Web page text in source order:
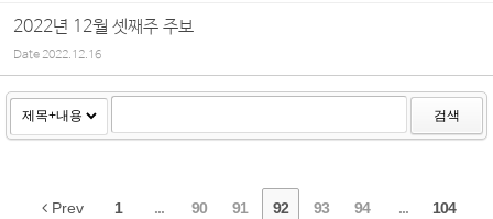
2022년 12월 셋째주 주보
Date2022.12.16
검색
Prev 1 ... 90 91 92 93 94 ... 104